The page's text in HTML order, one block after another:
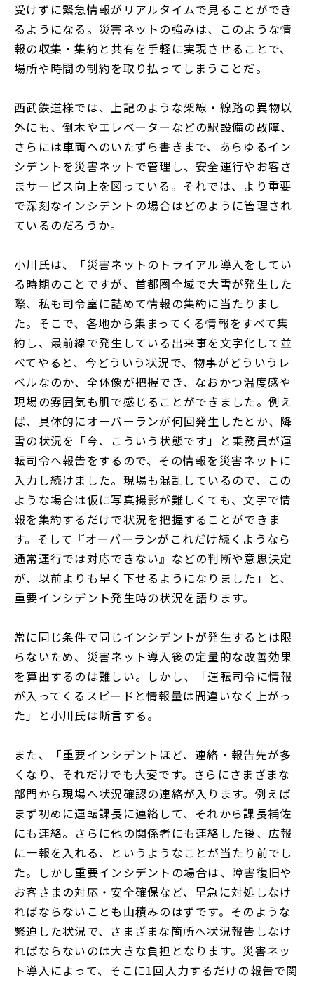
受けずに緊急情報がリアルタイムで見ることができ
るようになる。災害ネットの強みは、このような情
報の収集・集約と共有を手軽に実現させることで、
場所や時間の制約を取り払ってしまうことだ。
西武鉄道様では、上記のような架線・線路の異物以
外にも、倒木やエレベーターなどの駅設備の故障、
さらには車両へのいたずら書きまで、あらゆるイン
シデントを災害ネットで管理し、安全運行やお客さ
まサービス向上を図っている。それでは、より重要
で深刻なインシデントの場合はどのように管理され
ているのだろうか。
小川氏は、「災害ネットのトライアル導入をしてい
る時期のことですが、首都圏全域で大雪が発生した
際、私も司令室に詰めて情報の集約に当たりまし
た。そこで、各地から集まってくる情報をすべて集
約し、最前線で発生している出来事を文字化して並
べてやると、今どういう状況で、物事がどういうレ
ベルなのか、全体像が把握でき、なおかつ温度感や
現場の雰囲気も肌で感じることができました。例え
ば、具体的にオーバーランが何回発生したとか、降
雪の状況を「今、こういう状態です」と乗務員が運
転司令へ報告をするので、その情報を災害ネットに
入力し続けました。現場も混乱しているので、この
ような場合は仮に写真撮影が難しくても、文字で情
報を集約するだけで状況を把握することができま
す。そして『オーバーランがこれだけ続くようなら
通常運行では対応できない』などの判断や意思決定
が、以前よりも早く下せるようになりました」と、
重要インシデント発生時の状況を語ります。
常に同じ条件で同じインシデントが発生するとは限
らないため、災害ネット導入後の定量的な改善効果
を算出するのは難しい。しかし、「運転司令に情報
が入ってくるスピードと情報量は間違いなく上がっ
た」と小川氏は断言する。
また、「重要インシデントほど、連絡・報告先が多
くなり、それだけでも大変です。さらにさまざまな
部門から現場へ状況確認の連絡が入ります。例えば
まず初めに運転課長に連絡して、それから課長補佐
にも連絡。さらに他の関係者にも連絡した後、広報
に一報を入れる、というようなことが当たり前でし
た。しかし重要インシデントの場合は、障害復旧や
お客さまの対応・安全確保など、早急に対処しなけ
ればならないことも山積みのはずです。そのような
緊迫した状況で、さまざまな箇所へ状況報告しなけ
ればならないのは大きな負担となります。災害ネッ
ト導入によって、そこに1回入力するだけの報告で関